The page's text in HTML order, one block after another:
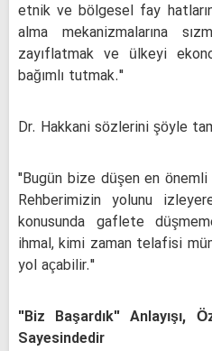
etnik ve bölgesel fay
alma mekanizmalarına
zayıflatmak ve ülkeyi
bağımlı tutmak."
Dr. Hakkani sözlerini şöyle
"Bugün bize düşen en önemli
Rehberimizin yolunu
konusunda gaflete
ihmal, kimi zaman telafisi
yol açabilir."
"Biz Başardık" Anlayışı,
Sayesindedir